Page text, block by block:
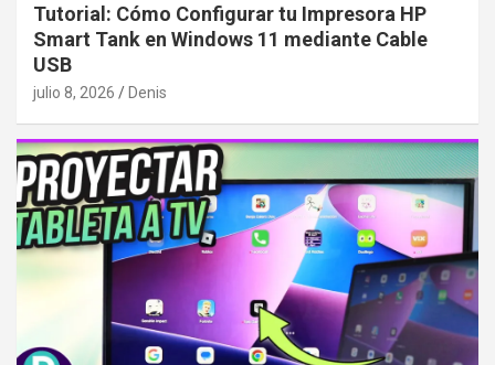
Tutorial: Cómo Configurar tu Impresora HP
Smart Tank en Windows 11 mediante Cable
USB
julio 8, 2026 Denis